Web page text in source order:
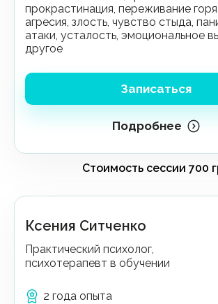
прокрастинация, переживание
агресия, злость, чувство стыда,
атаки, усталость, эмоциональное
другое
Записаться
Подробнее
Ксения Ситченко
Практический психолог,
психотерапевт в обучении
2 года опыта